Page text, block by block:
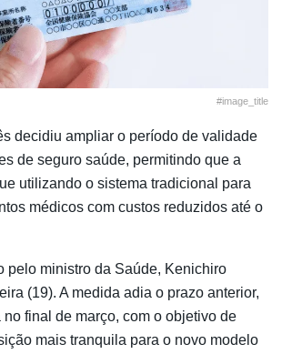
#image_title
decidiu ampliar o período de validade
de seguro saúde, permitindo que a
utilizando o sistema tradicional para
médicos com custos reduzidos até o
pelo ministro da Saúde, Kenichiro
(19). A medida adia o prazo anterior,
final de março, com o objetivo de
mais tranquila para o novo modelo